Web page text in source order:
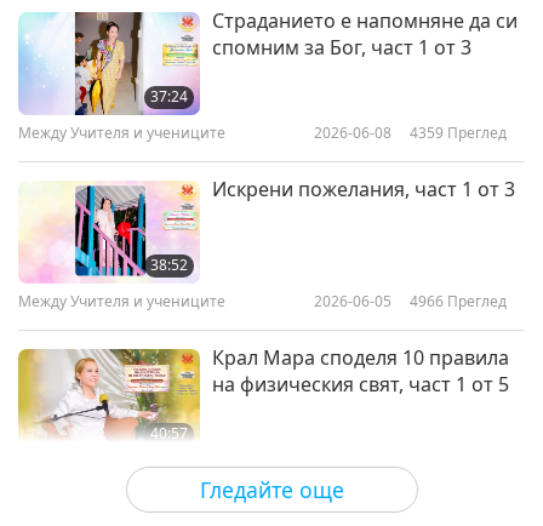
Гледайте още
37:24
Страданието е напомняне да си
спомним за Бог, част 1 от 3
Между Учителя и учениците 2026-06-08 4359 Преглед
38:52
Искрени пожелания, част 1 от 3
Между Учителя и учениците 2026-06-05 4966 Преглед
40:57
Крал Мара споделя 10 правила
на физическия свят, част 1 от 5
Между Учителя и учениците 2026-05-31 6065